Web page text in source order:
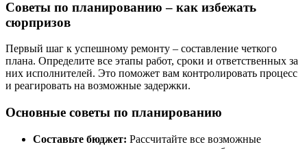
Советы по планированию – как избежать
сюрпризов
Первый шаг к успешному ремонту – составление четкого
плана. Определите все этапы работ, сроки и ответственных за
них исполнителей. Это поможет вам контролировать процесс
и реагировать на возможные задержки.
Основные советы по планированию
Составьте бюджет: Рассчитайте все возможные